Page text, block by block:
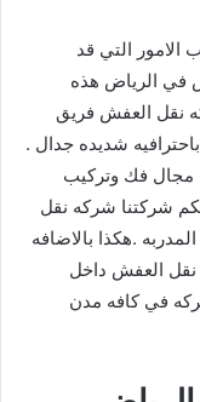
التي قد
في الرياض هذه
نقل العفش فريق
شديده جدال .
مجال فك وتركيب
شركتنا شركه نقل
.هكذا بالاضافه
العفش داخل
في كافه مدن